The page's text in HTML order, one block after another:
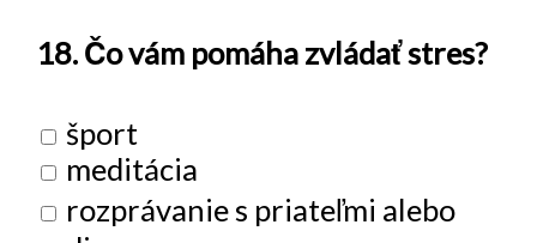
18. Čo vám pomáha zvládať stres?
šport
meditácia
rozprávanie s priateľmi alebo